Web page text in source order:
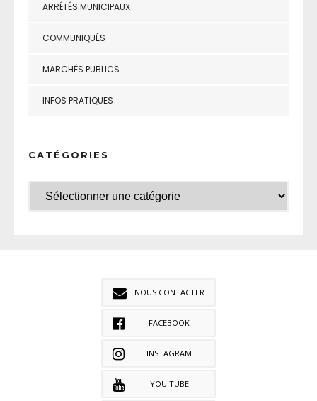
ARRÊTÉS MUNICIPAUX
COMMUNIQUÉS
MARCHÉS PUBLICS
INFOS PRATIQUES
CATÉGORIES
NOUS CONTACTER
FACEBOOK
INSTAGRAM
YOU TUBE